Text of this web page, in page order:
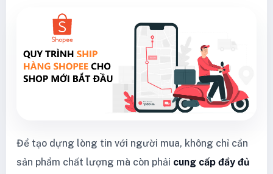
Để tạo dựng lòng tin với người mua, không chỉ cần
sản phẩm chất lượng mà còn phải cung cấp đầy đủ